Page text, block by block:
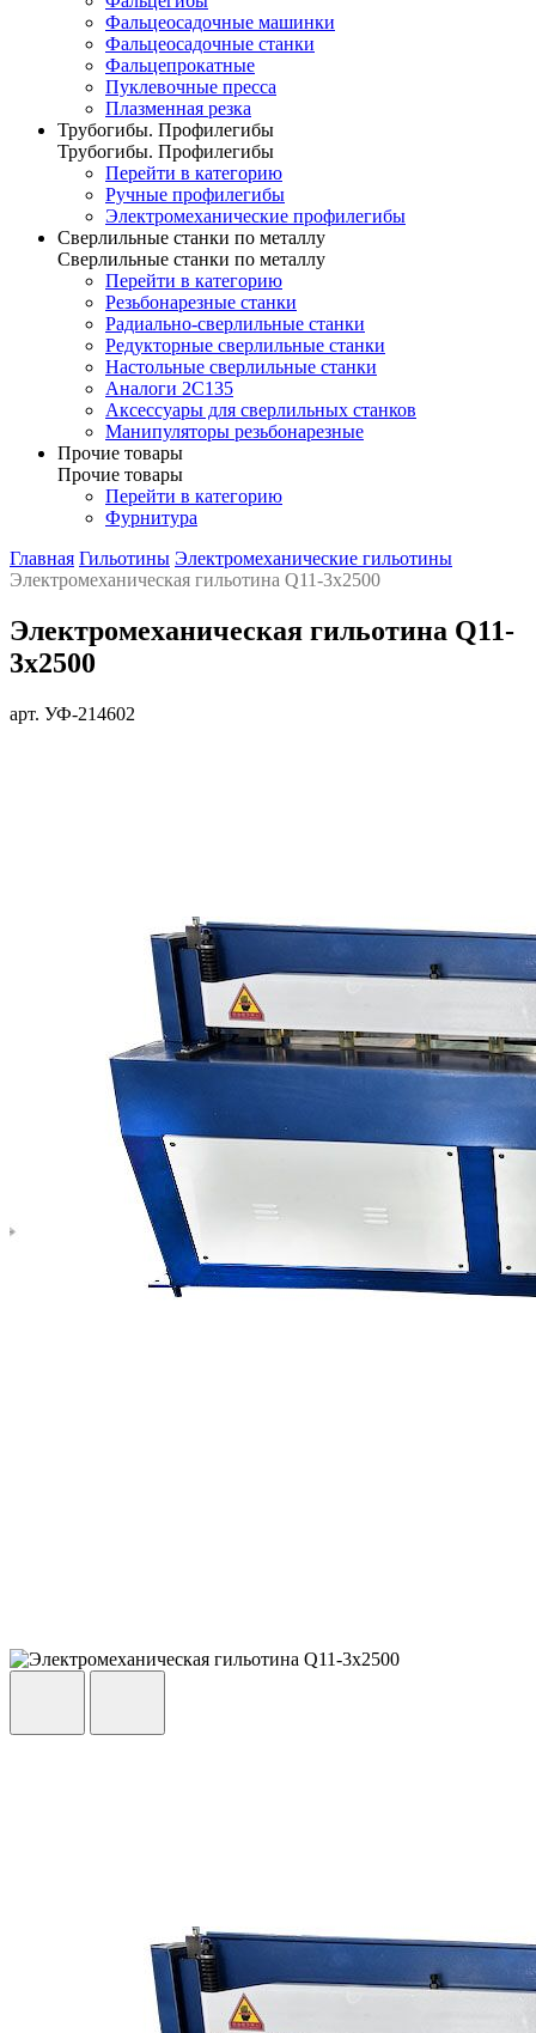
Фальцеосадочные машинки
Фальцеосадочные станки
Фальцепрокатные
Пуклевочные пресса
Плазменная резка
Трубогибы. Профилегибы
Трубогибы. Профилегибы
Перейти в категорию
Ручные профилегибы
Электромеханические профилегибы
Сверлильные станки по металлу
Сверлильные станки по металлу
Перейти в категорию
Резьбонарезные станки
Радиально-сверлильные станки
Редукторные сверлильные станки
Настольные сверлильные станки
Аналоги 2С135
Аксессуары для сверлильных станков
Манипуляторы резьбонарезные
Прочие товары
Прочие товары
Перейти в категорию
Фурнитура
Главная Гильотины Электромеханические гильотины
Электромеханическая гильотина Q11-3x2500
Электромеханическая гильотина Q11-
3x2500
арт. УФ-214602